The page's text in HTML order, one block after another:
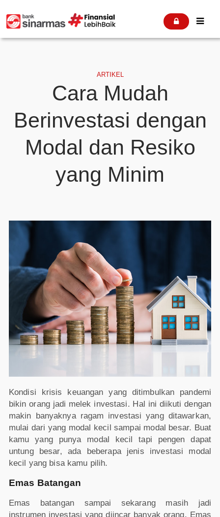
 
ARTIKEL
Cara Mudah
Berinvestasi dengan
Modal dan Resiko
yang Minim
Kondisi krisis keuangan yang ditimbulkan pandemi
bikin orang jadi melek investasi. Hal ini diikuti dengan
makin banyaknya ragam investasi yang ditawarkan,
mulai dari yang modal kecil sampai modal besar. Buat
kamu yang punya modal kecil tapi pengen dapat
untung besar, ada beberapa jenis investasi modal
kecil yang bisa kamu pilih.
Emas Batangan
Emas batangan sampai sekarang masih jadi
instrumen investasi yang diincar banyak orang. Emas